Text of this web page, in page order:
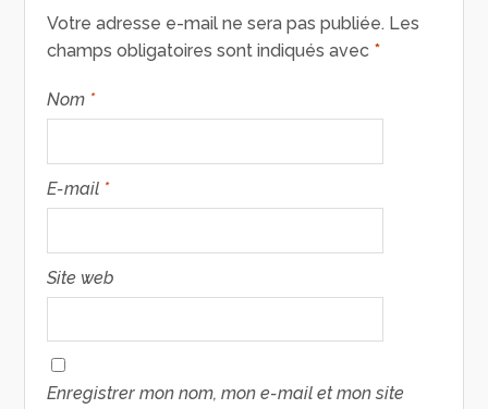
Votre adresse e-mail ne sera pas publiée. Les
champs obligatoires sont indiqués avec *
Nom *
E-mail *
Site web
Enregistrer mon nom, mon e-mail et mon site